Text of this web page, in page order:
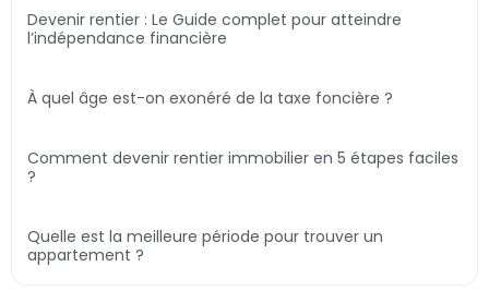
Devenir rentier : Le Guide complet pour atteindre
l’indépendance financière
À quel âge est-on exonéré de la taxe foncière ?
Comment devenir rentier immobilier en 5 étapes faciles
?
Quelle est la meilleure période pour trouver un
appartement ?